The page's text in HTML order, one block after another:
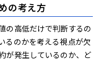
の考え方
の高低だけで判断するの
るのかを考える視点が欠
が発生しているのか、ど